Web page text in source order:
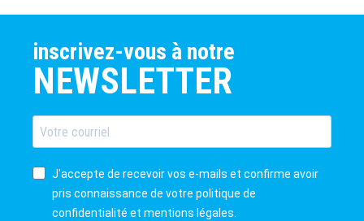
inscrivez-vous à notre
NEWSLETTER
J'accepte de recevoir vos e-mails et confirme avoir
pris connaissance de votre politique de
confidentialité et mentions légales.